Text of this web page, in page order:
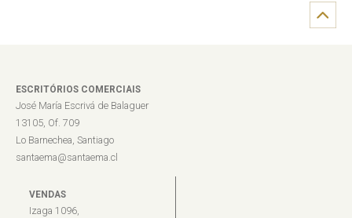
ESCRITÓRIOS COMERCIAIS
José María Escrivá de Balaguer
13105, Of. 709
Lo Barnechea, Santiago
santaema@santaema.cl
VENDAS
Izaga 1096,